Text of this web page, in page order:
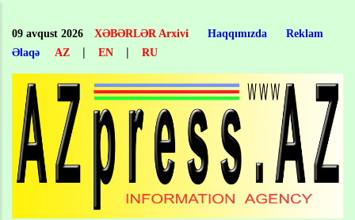
main
content
09 avqust 2026 XƏBƏRLƏR Arxivi Haqqımızda
Reklam
Əlaqə
AZ | EN | RU